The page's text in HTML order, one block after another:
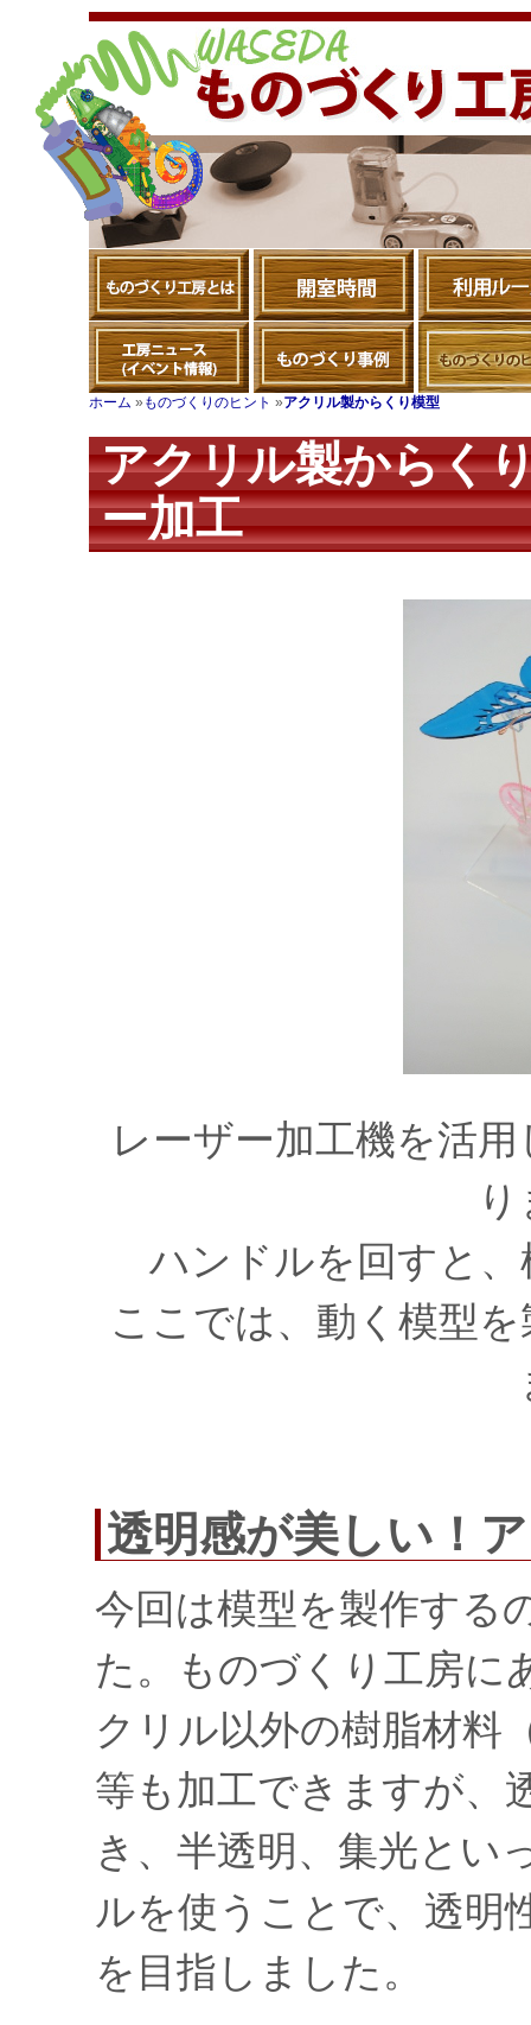
ホーム » ものづくりのヒント »アクリル製からくり模型
アクリル製から
ー加工
レーザー加工機を活
ハンドルを回すと
ここでは、動く模型
透明感が美しい！
今回は模型を製作する
た。ものづくり工房に
クリル以外の樹脂材料
等も加工できますが、
き、半透明、集光とい
ルを使うことで、透明
を目指しました。